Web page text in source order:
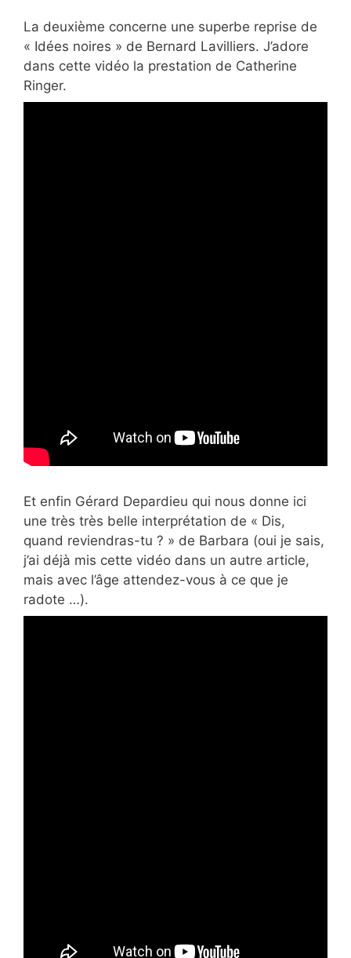
La deuxième concerne une superbe reprise de
« Idées noires » de Bernard Lavilliers. J’adore
dans cette vidéo la prestation de Catherine
Ringer.
Et enfin Gérard Depardieu qui nous donne ici
une très très belle interprétation de « Dis,
quand reviendras-tu ? » de Barbara (oui je sais,
j’ai déjà mis cette vidéo dans un autre article,
mais avec l’âge attendez-vous à ce que je
radote …).